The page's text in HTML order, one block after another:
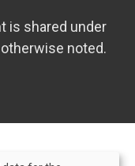
is shared under
noted.